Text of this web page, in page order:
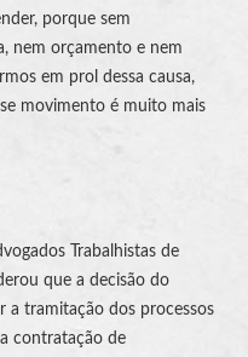
porque sem
nem orçamento e nem
em prol dessa causa,
movimento é muito mais
Trabalhistas de
que a decisão do
a tramitação dos processos
contratação de